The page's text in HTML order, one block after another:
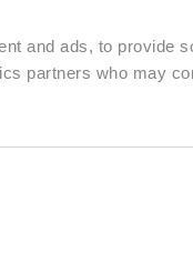
and ads, to provide
partners who may